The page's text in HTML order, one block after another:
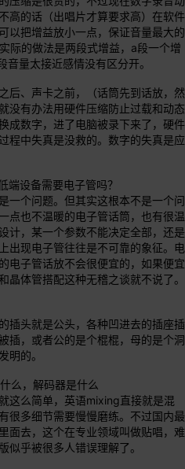
高的话（出唱片才算要求高）在软件
以把增益放小一点，保证音量最大的
际的做法是两段式增益，a段一个增
量太接近感情没有区分开。
后、声卡之前，（话筒先到话放，然
没有办法用硬件压缩防止过载和动态
成数字，进了电脑被录下来了，硬件
程中失真是没救的。数字的失真是应
端设备需要电子管吗？
一个问题。但其实这根本不是一个问
点也不温暖的电子管话筒，也有很温
计，某一个参数不能决定全部，还是
出现电子管往往是不可靠的象征。电
电子管话放不会很便宜的，如果便宜
体管搭配这种无稽之谈就不说了。
插头就是公头，各种凹进去的插座插
插，或者公的是个棍棍，母的是个洞
明的。
么，解码器是什么
这么简单，英语mixing直接就是混
很多细节需要慢慢磨练。不过国内最
面去，这个在专业领域叫做贴唱，难
似乎被很多人错误理解了。